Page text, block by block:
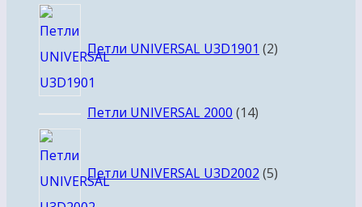
Петли UNIVERSAL U3D1901 2товара
Петли UNIVERSAL 2000 1414
Петли UNIVERSAL U3D2002 5товаров